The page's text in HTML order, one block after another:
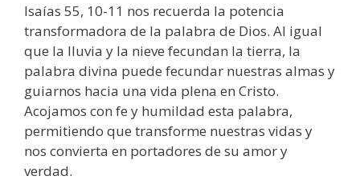
Isaías 55, 10-11 nos recuerda la potencia
transformadora de la palabra de Dios. Al igual
que la lluvia y la nieve fecundan la tierra, la
palabra divina puede fecundar nuestras almas y
guiarnos hacia una vida plena en Cristo.
Acojamos con fe y humildad esta palabra,
permitiendo que transforme nuestras vidas y
nos convierta en portadores de su amor y
verdad.